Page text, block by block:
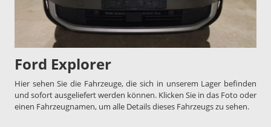
Ford Explorer
Hier sehen Sie die Fahrzeuge, die sich in unserem Lager befinden
und sofort ausgeliefert werden können. Klicken Sie in das Foto oder
einen Fahrzeugnamen, um alle Details dieses Fahrzeugs zu sehen.